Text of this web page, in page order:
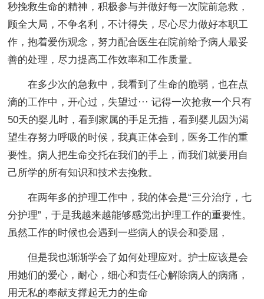
秒挽救生命的精神，积极参与并做好每一次院前急救，
顾全大局，不争名利，不计得失，尽心尽力做好本职工
作，抱着爱伤观念，努力配合医生在院前给予病人最妥
善的处理，尽力提高工作效率和工作质量。
在多少次的急救中，我看到了生命的脆弱，也在点
滴的工作中，开心过，失望过··· 记得一次抢救一个只有
50天的婴儿时，看到家属的手足无措，看到婴儿因为渴
望生存努力呼吸的时候，我真正体会到，医务工作的重
要性。病人把生命交托在我们的手上，而我们就要用自
己所学的所有知识和技术去挽救。
在两年多的护理工作中，我的体会是“三分治疗，七
分护理”，于是我越来越能够感觉出护理工作的重要性。
虽然工作的时候也会遇到一些病人的误会和委屈，
但是我也渐渐学会了如何处理应对。护士应该是会
用她们的爱心，耐心，细心和责任心解除病人的病痛，
用无私的奉献支撑起无力的生命